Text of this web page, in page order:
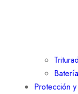
Protección